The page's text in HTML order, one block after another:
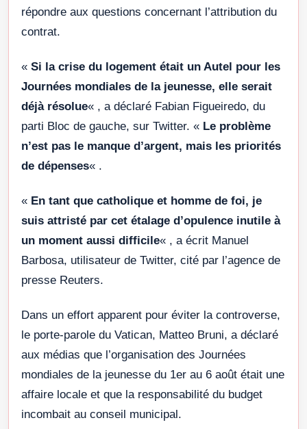
répondre aux questions concernant l’attribution du
contrat.
« Si la crise du logement était un Autel pour les
Journées mondiales de la jeunesse, elle serait
déjà résolue« , a déclaré Fabian Figueiredo, du
parti Bloc de gauche, sur Twitter. « Le problème
n’est pas le manque d’argent, mais les priorités
de dépenses« .
« En tant que catholique et homme de foi, je
suis attristé par cet étalage d’opulence inutile à
un moment aussi difficile« , a écrit Manuel
Barbosa, utilisateur de Twitter, cité par l’agence de
presse Reuters.
Dans un effort apparent pour éviter la controverse,
le porte-parole du Vatican, Matteo Bruni, a déclaré
aux médias que l’organisation des Journées
mondiales de la jeunesse du 1er au 6 août était une
affaire locale et que la responsabilité du budget
incombait au conseil municipal.